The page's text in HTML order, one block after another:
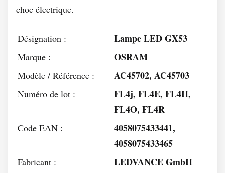
choc électrique.
Désignation : Lampe LED GX53
Marque : OSRAM
Modèle / Référence : AC45702, AC45703
Numéro de lot :
FL4j, FL4E, FL4H,
FL4O, FL4R
Code EAN :
4058075433441,
4058075433465
Fabricant : LEDVANCE GmbH